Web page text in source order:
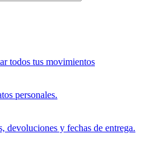
todos tus movimientos
personales.
devoluciones y fechas de entrega.